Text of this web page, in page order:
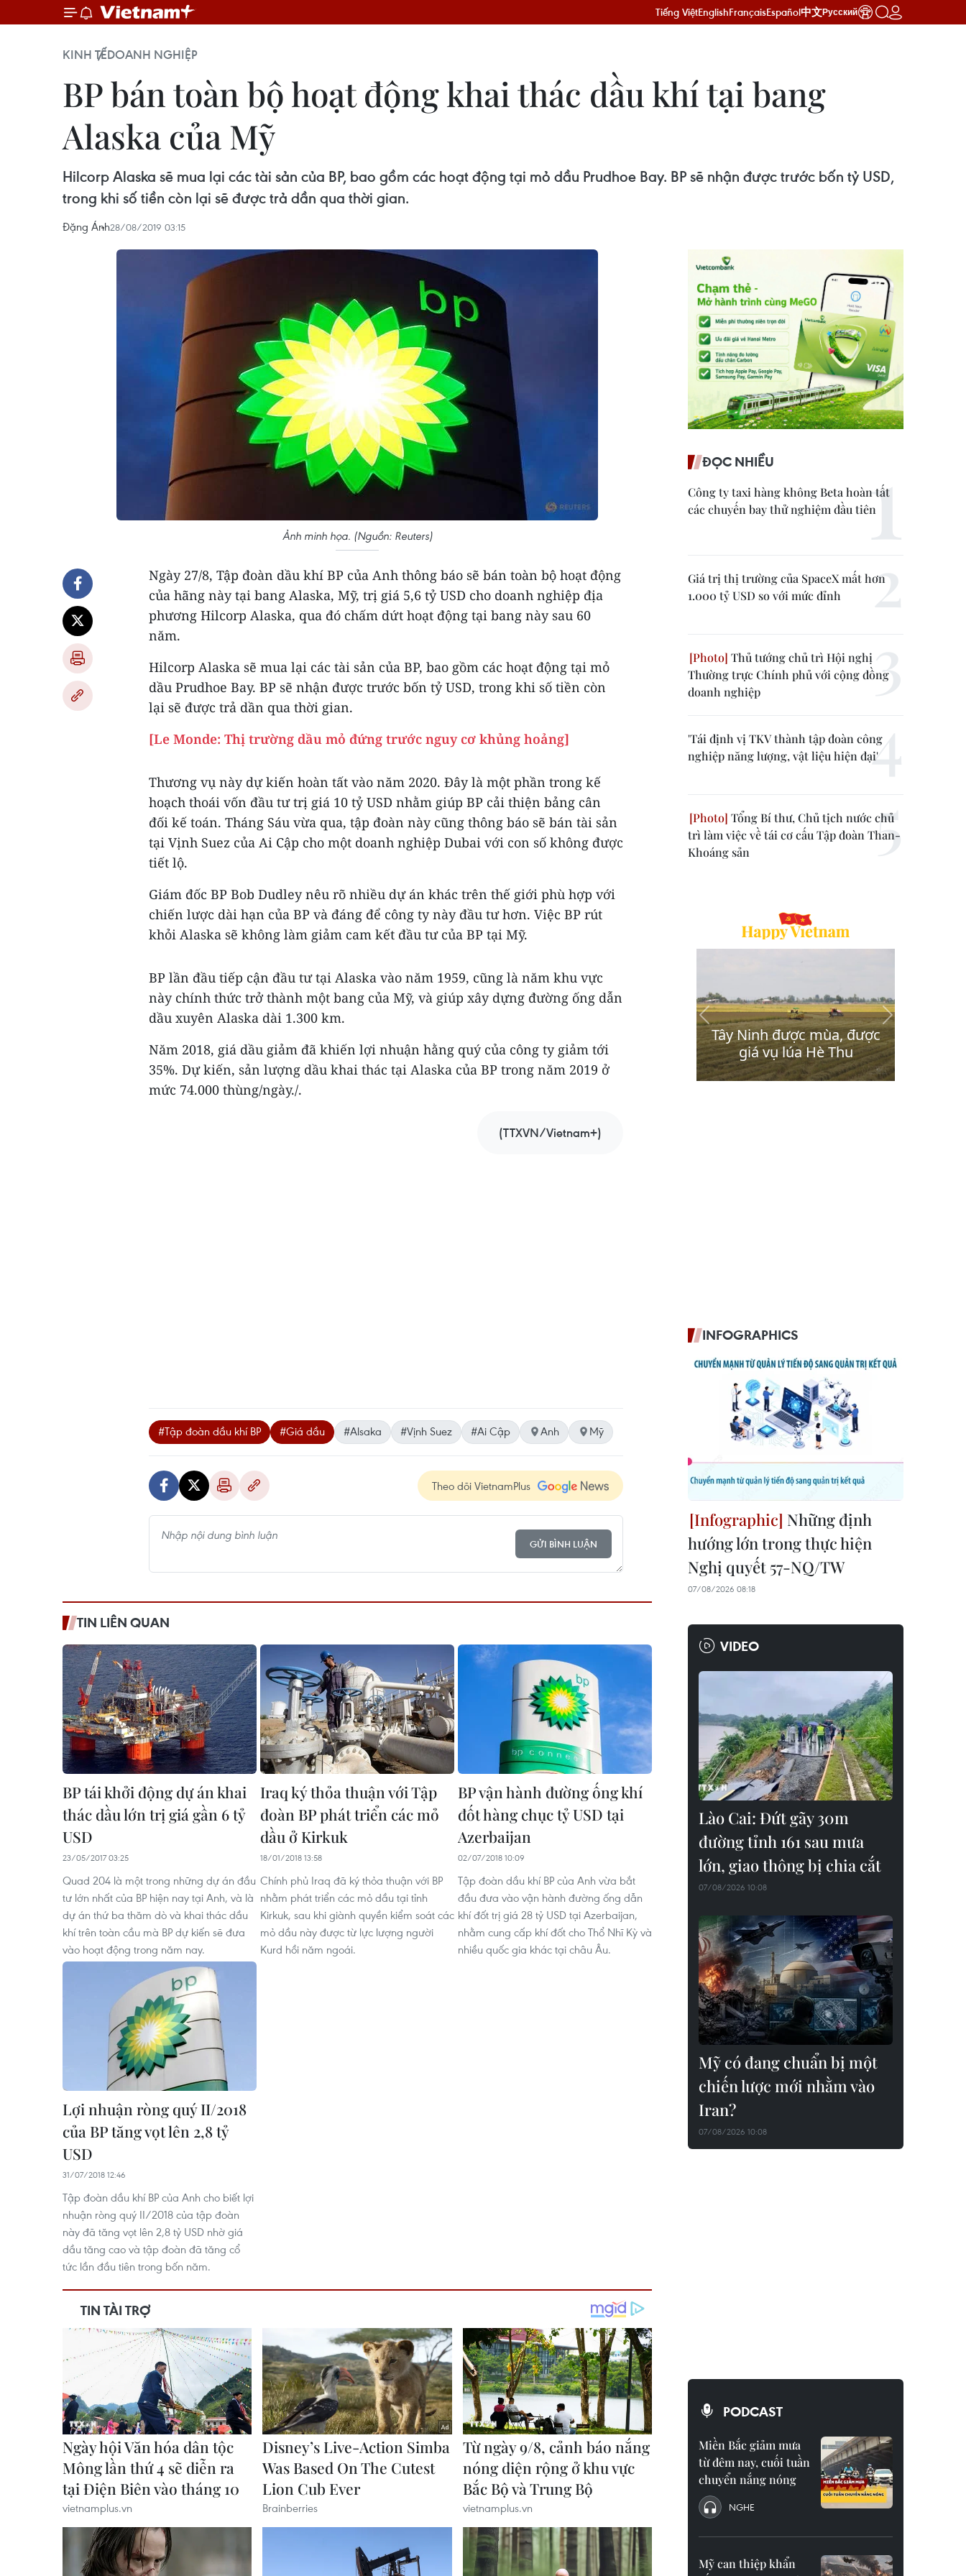
Tiếng ViệtEnglishFrançaisEspañol中文Русский
KINH TẾDOANH NGHIỆP
BP bán toàn bộ hoạt động khai thác dầu khí tại bang
Alaska của Mỹ
Hilcorp Alaska sẽ mua lại các tài sản của BP, bao gồm các hoạt động tại mỏ dầu Prudhoe Bay. BP sẽ nhận được trước bốn tỷ USD,
trong khi số tiền còn lại sẽ được trả dần qua thời gian.
Đặng Ánh28/08/2019 03:15
Ảnh minh họa. (Nguồn: Reuters)
Ngày 27/8, Tập đoàn dầu khí BP của Anh thông báo sẽ bán toàn bộ hoạt động
của hãng này tại bang Alaska, Mỹ, trị giá 5,6 tỷ USD cho doanh nghiệp địa
phương Hilcorp Alaska, qua đó chấm dứt hoạt động tại bang này sau 60
năm.
Hilcorp Alaska sẽ mua lại các tài sản của BP, bao gồm các hoạt động tại mỏ
dầu Prudhoe Bay. BP sẽ nhận được trước bốn tỷ USD, trong khi số tiền còn
lại sẽ được trả dần qua thời gian.
[Le Monde: Thị trường dầu mỏ đứng trước nguy cơ khủng hoảng]
Thương vụ này dự kiến hoàn tất vào năm 2020. Đây là một phần trong kế
hoạch thoái vốn đầu tư trị giá 10 tỷ USD nhằm giúp BP cải thiện bảng cân
đối kế toán. Tháng Sáu vừa qua, tập đoàn này cũng thông báo sẽ bán tài sản
tại Vịnh Suez của Ai Cập cho một doanh nghiệp Dubai với con số không được
tiết lộ.
Giám đốc BP Bob Dudley nêu rõ nhiều dự án khác trên thế giới phù hợp với
chiến lược dài hạn của BP và đáng để công ty này đầu tư hơn. Việc BP rút
khỏi Alaska sẽ không làm giảm cam kết đầu tư của BP tại Mỹ.
BP lần đầu tiếp cận đầu tư tại Alaska vào năm 1959, cũng là năm khu vực
này chính thức trở thành một bang của Mỹ, và giúp xây dựng đường ống dẫn
dầu xuyên Alaska dài 1.300 km.
Năm 2018, giá dầu giảm đã khiến lợi nhuận hằng quý của công ty giảm tới
35%. Dự kiến, sản lượng dầu khai thác tại Alaska của BP trong năm 2019 ở
mức 74.000 thùng/ngày./.
(TTXVN/Vietnam+)
#Tập đoàn dầu khí BP #Giá dầu #Alsaka #Vịnh Suez #Ai Cập Anh Mỹ
Theo dõi VietnamPlus
GỬI BÌNH LUẬN
TIN LIÊN QUAN
BP tái khởi động dự án khai
thác dầu lớn trị giá gần 6 tỷ
USD
23/05/2017 03:25
Quad 204 là một trong những dự án đầu
tư lớn nhất của BP hiện nay tại Anh, và là
dự án thứ ba thăm dò và khai thác dầu
khí trên toàn cầu mà BP dự kiến sẽ đưa
vào hoạt động trong năm nay.
Iraq ký thỏa thuận với Tập
đoàn BP phát triển các mỏ
dầu ở​ Kirkuk
18/01/2018 13:58
Chính phủ Iraq đã ký thỏa thuận với BP
nhằm phát triển các mỏ dầu tại tỉnh
Kirkuk, sau khi giành quyền kiểm soát các
mỏ dầu này được từ lực lượng người
Kurd hồi năm ngoái.
BP vận hành đường ống khí
đốt hàng chục tỷ USD tại
Azerbaijan
02/07/2018 10:09
Tập đoàn dầu khí BP của Anh vừa bắt
đầu đưa vào vận hành đường ống dẫn
khí đốt trị giá 28 tỷ USD tại Azerbaijan,
nhằm cung cấp khí đốt cho Thổ Nhĩ Kỳ và
nhiều quốc gia khác tại châu Âu.
Lợi nhuận ròng quý II/2018
của BP tăng vọt lên 2,8 tỷ
USD
31/07/2018 12:46
Tập đoàn dầu khí BP của Anh cho biết lợi
nhuận ròng quý II/2018 của tập đoàn
này đã tăng vọt lên 2,8 tỷ USD nhờ giá
dầu tăng cao và tập đoàn đã tăng cổ
tức lần đầu tiên trong bốn năm.
ĐỌC NHIỀU
Công ty taxi hàng không Beta hoàn tất
các chuyến bay thử nghiệm đầu tiên
Giá trị thị trường của SpaceX mất hơn
1.000 tỷ USD so với mức đỉnh
Thủ tướng chủ trì Hội nghị
Thường trực Chính phủ với cộng đồng
doanh nghiệp
'Tái định vị TKV thành tập đoàn công
nghiệp năng lượng, vật liệu hiện đại'
Tổng Bí thư, Chủ tịch nước chủ
trì làm việc về tái cơ cấu Tập đoàn Than-
Khoáng sản
INFOGRAPHICS
Những định
hướng lớn trong thực hiện
Nghị quyết 57-NQ/TW
07/08/2026 08:18
VIDEO
Lào Cai: Đứt gãy 30m
đường tỉnh 161 sau mưa
lớn, giao thông bị chia cắt
07/08/2026 10:08
Mỹ có đang chuẩn bị một
chiến lược mới nhằm vào
Iran?
07/08/2026 10:08
PODCAST
Miền Bắc giảm mưa
từ đêm nay, cuối tuần
chuyển nắng nóng
NGHE
Mỹ can thiệp khẩn